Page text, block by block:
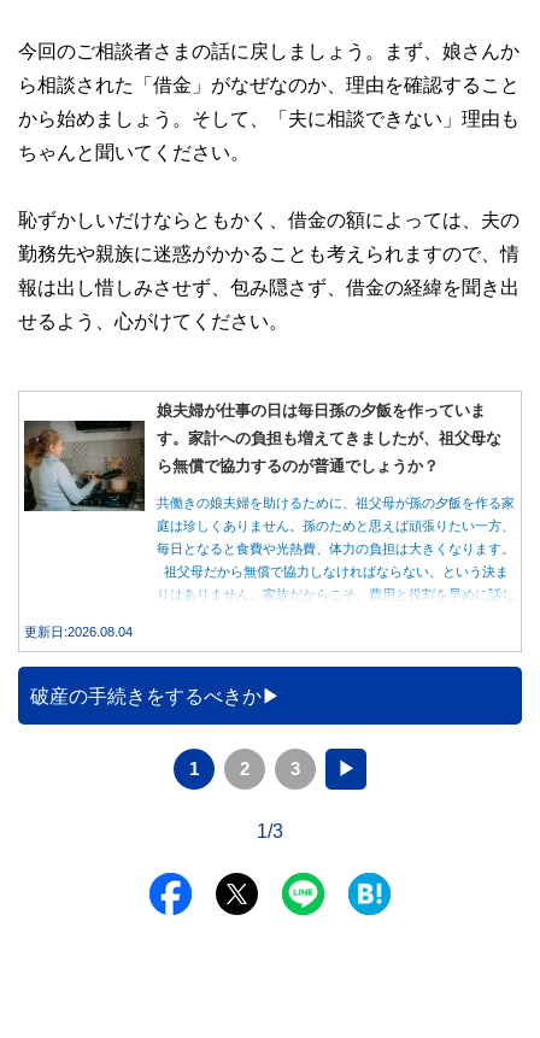
今回のご相談者さまの話に戻しましょう。まず、娘さんか
ら相談された「借金」がなぜなのか、理由を確認すること
から始めましょう。そして、「夫に相談できない」理由も
ちゃんと聞いてください。
恥ずかしいだけならともかく、借金の額によっては、夫の
勤務先や親族に迷惑がかかることも考えられますので、情
報は出し惜しみさせず、包み隠さず、借金の経緯を聞き出
せるよう、心がけてください。
娘夫婦が仕事の日は毎日孫の夕飯を作っていま
す。家計への負担も増えてきましたが、祖父母な
ら無償で協力するのが普通でしょうか？
共働きの娘夫婦を助けるために、祖父母が孫の夕飯を作る家
庭は珍しくありません。孫のためと思えば頑張りたい一方、
毎日となると食費や光熱費、体力の負担は大きくなります。
祖父母だから無償で協力しなければならない、という決ま
りはありません。家族だからこそ、費用と役割を早めに話し
更新日:2026.08.04
破産の手続きをするべきか
1 2 3 ▶
1/3